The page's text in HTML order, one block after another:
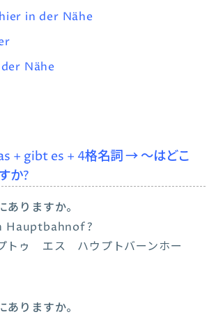
in der Nähe
Nähe
+ gibt es + 4格名詞 → ～はどこ
か?
ありますか。
Hauptbahnof?
トゥ エス ハウプトバーンホー
ありますか。